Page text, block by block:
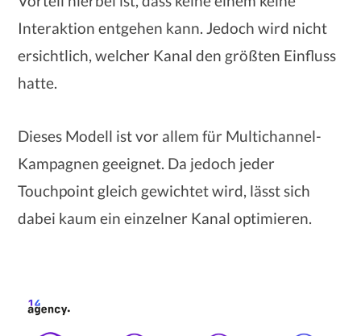
Interaktion entgehen kann. Jedoch wird nicht
ersichtlich, welcher Kanal den größten Einfluss
hatte.
Dieses Modell ist vor allem für Multichannel-
Kampagnen geeignet. Da jedoch jeder
Touchpoint gleich gewichtet wird, lässt sich
dabei kaum ein einzelner Kanal optimieren.